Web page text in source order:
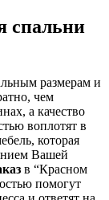
спальни
размерам и
чем
а качество
воплотят в
которая
Вашей
в “Красном
помогут